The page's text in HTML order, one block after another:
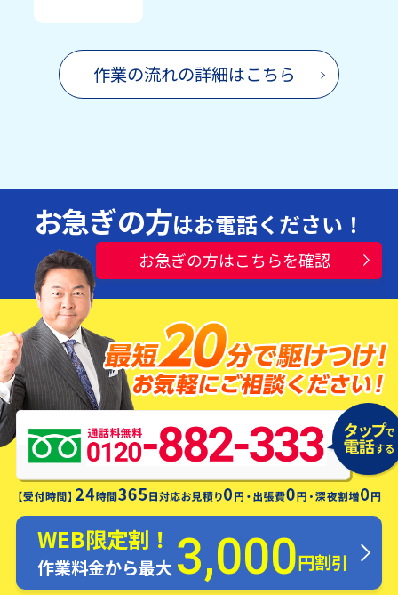
作業の流れの詳細はこちら
お急ぎの方はお電話ください！
お急ぎの方はこちらを確認
水漏れ・つまり・修理お電話一本ですぐ
にお伺いします！
WEB限定割！
作業料金から最大 3,000円割引